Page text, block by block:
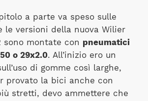
a parte va speso sulle
le versioni della nuova Wilier
sono montate con pneumatici
o 29x2.0. All’inizio ero un
di gomme così larghe,
provato la bici anche con
stretti, devo ammettere che